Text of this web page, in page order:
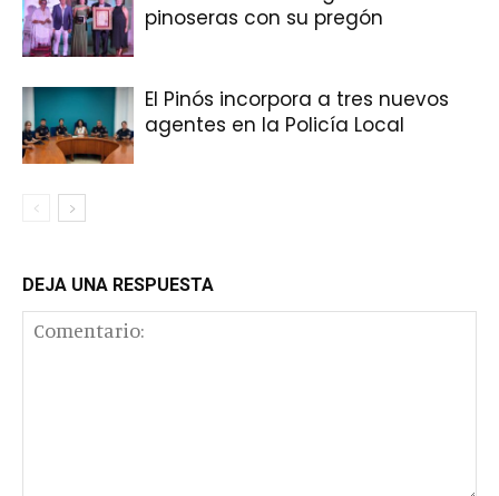
pinoseras con su pregón
El Pinós incorpora a tres nuevos
agentes en la Policía Local
DEJA UNA RESPUESTA